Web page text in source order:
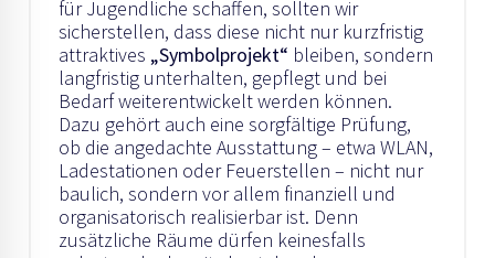
für Jugendliche schaffen, sollten wir
sicherstellen, dass diese nicht nur kurzfristig
attraktives „Symbolprojekt“ bleiben, sondern
langfristig unterhalten, gepflegt und bei
Bedarf weiterentwickelt werden können.
Dazu gehört auch eine sorgfältige Prüfung,
ob die angedachte Ausstattung – etwa WLAN,
Ladestationen oder Feuerstellen – nicht nur
baulich, sondern vor allem finanziell und
organisatorisch realisierbar ist. Denn
zusätzliche Räume dürfen keinesfalls